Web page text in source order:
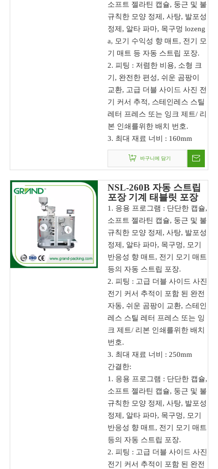
소프트 젤라틴 캡슐, 둥근 및 불
규칙한 모양 정제, 사탕, 발포성
정제, 알타 파마, 목구멍 lozeng
a, 모기 수익성 향 매트, 전기 모
기 매트 등 자동 스트립 포장.
2. 피팅 : 저렴한 비용, 소형 크
기, 완전한 편성, 쉬운 곰팡이
교환, 고급 더블 사이드 사진 전
기 커서 추적, 스테인레스 스틸
레터 프레스 또는 잉크 제트/ 리
본 인쇄를위한 배치 번호.
3. 최대 재료 너비 : 160mm
바구니에 담기
NSL-260B 자동 스트립
포장 기계 태블릿 포장
기계
1. 응용 프로그램 : 단단한 캡슐,
소프트 젤라틴 캡슐, 둥근 및 불
규칙한 모양 정제, 사탕, 발포성
정제, 알타 파마, 목구멍, 모기
반응성 향 매트, 전기 모기 매트
등의 자동 스트립 포장.
2. 피팅 : 고급 더블 사이드 사진
전기 커서 추적이 포함 된 완전
자동, 쉬운 곰팡이 교환, 스테인
레스 스틸 레터 프레스 또는 잉
크 제트/ 리본 인쇄를위한 배치
번호.
3. 최대 재료 너비 : 250mm
간결한:
1. 응용 프로그램 : 단단한 캡슐,
소프트 젤라틴 캡슐, 둥근 및 불
규칙한 모양 정제, 사탕, 발포성
정제, 알타 파마, 목구멍, 모기
반응성 향 매트, 전기 모기 매트
등의 자동 스트립 포장.
2. 피팅 : 고급 더블 사이드 사진
전기 커서 추적이 포함 된 완전